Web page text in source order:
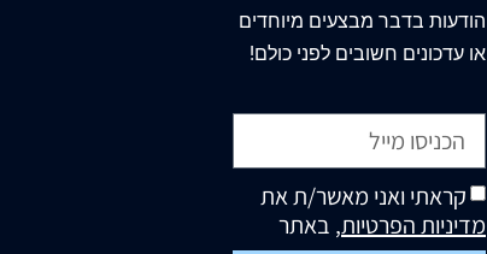
הודעות בדבר מבצעים מיוחדים
או עדכונים חשובים לפני כולם!
קראתי ואני מאשר/ת את
מדיניות הפרטיות, באתר